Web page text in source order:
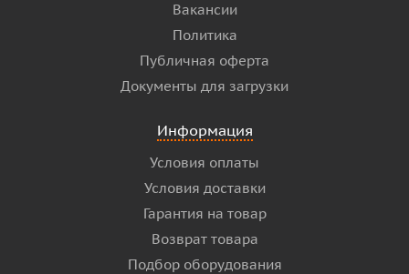
Вакансии
Политика
Публичная оферта
Документы для загрузки
Информация
Условия оплаты
Условия доставки
Гарантия на товар
Возврат товара
Подбор оборудования